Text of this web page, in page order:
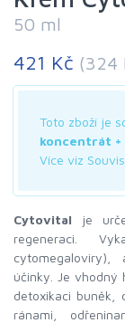
50 ml
421 Kč (324
Toto zboží je
koncentrát +
Více viz
Cytovital je
regeneraci.
cytomegaloviry),
účinky. Je vhodný
detoxikaci buněk,
ránami,